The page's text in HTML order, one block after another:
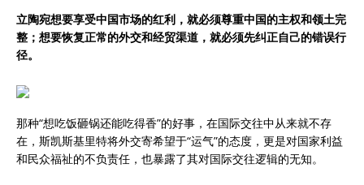
立陶宛想要享受中国市场的红利，就必须尊重中国的主权和领土完
整；想要恢复正常的外交和经贸渠道，就必须先纠正自己的错误行
径。
那种“想吃饭砸锅还能吃得香”的好事，在国际交往中从来就不存
在，斯凯斯基里特将外交寄希望于“运气”的态度，更是对国家利益
和民众福祉的不负责任，也暴露了其对国际交往逻辑的无知。